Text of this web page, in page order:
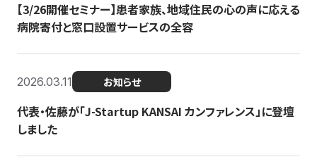
【3/26開催セミナー】患者家族、地域住民の心の声に応える
病院寄付と窓口設置サービスの全容
2026.03.11 お知らせ
代表・佐藤が「J-Startup KANSAI カンファレンス」に登壇
しました